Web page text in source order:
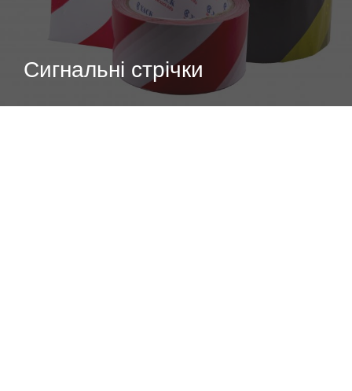
Сигнальні стрічки